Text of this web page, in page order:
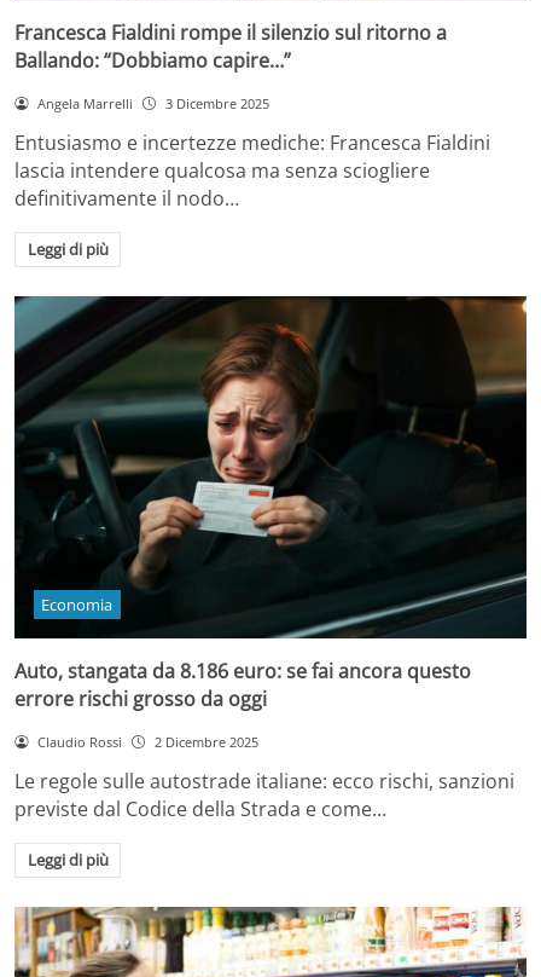
Francesca Fialdini rompe il silenzio sul ritorno a
Ballando: “Dobbiamo capire…”
Angela Marrelli 3 Dicembre 2025
Entusiasmo e incertezze mediche: Francesca Fialdini
lascia intendere qualcosa ma senza sciogliere
definitivamente il nodo…
Leggi di più
Economia
Auto, stangata da 8.186 euro: se fai ancora questo
errore rischi grosso da oggi
Claudio Rossi 2 Dicembre 2025
Le regole sulle autostrade italiane: ecco rischi, sanzioni
previste dal Codice della Strada e come…
Leggi di più